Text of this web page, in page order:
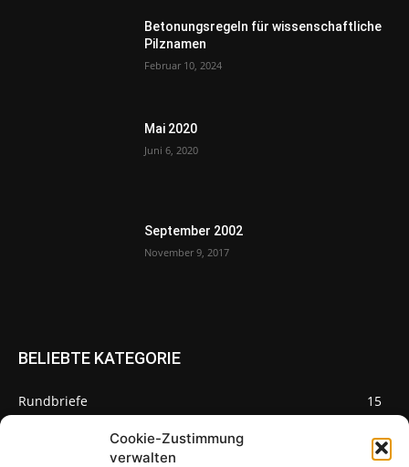
Cookie-Zustimmung
verwalten
Betonungsregeln für wissenschaftliche
Pilznamen
Februar 10, 2024
Mai 2020
Juni 6, 2020
September 2002
November 9, 2017
BELIEBTE KATEGORIE
Rundbriefe
15